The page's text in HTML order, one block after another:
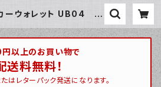
ーウォレット UB04 ク
ト | ハンティントン 宮崎
miyazakib
ase
以上のお買い物で
送料無料！
はレターパック発送になります。